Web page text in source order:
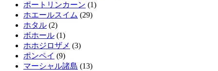
ポートリンカーン (1)
ホエールスイム (29)
ホタル (2)
ボホール (1)
ホホジロザメ (3)
ポンペイ (9)
マーシャル諸島 (13)